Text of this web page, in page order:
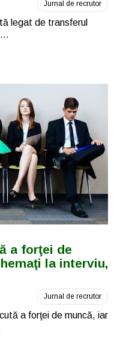
Jurnal de recrutor
legat de transferul
a forţei de
la interviu,
Jurnal de recrutor
a forţei de muncă, iar